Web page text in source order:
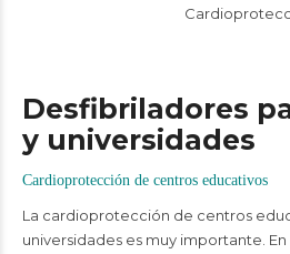
Desfibriladores
y universidades
Cardioprotección de centros educativos
La cardioprotección de centros
universidades es muy importante.